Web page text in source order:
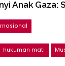
Anak Gaza:
hukuman mati